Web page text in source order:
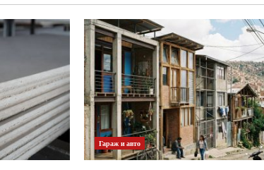
Гараж и авто